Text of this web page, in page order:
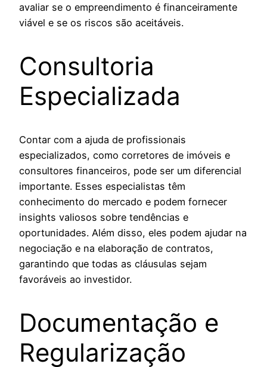
avaliar se o empreendimento é financeiramente
viável e se os riscos são aceitáveis.
Consultoria
Especializada
Contar com a ajuda de profissionais
especializados, como corretores de imóveis e
consultores financeiros, pode ser um diferencial
importante. Esses especialistas têm
conhecimento do mercado e podem fornecer
insights valiosos sobre tendências e
oportunidades. Além disso, eles podem ajudar na
negociação e na elaboração de contratos,
garantindo que todas as cláusulas sejam
favoráveis ao investidor.
Documentação e
Regularização